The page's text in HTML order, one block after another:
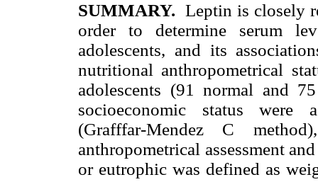
SUMMARY. Leptin is closely
order to determine serum
adolescents, and its
nutritional anthropometrical
adolescents (91 normal and
socioeconomic status were
(Grafffar-Mendez C
anthropometrical assessment
or eutrophic was defined as